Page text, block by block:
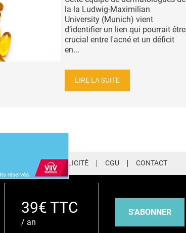
la la Ludwig-Maximilian
University (Munich) vient
d’identifier un lien qui pourrait être
crucial entre l'acné et un déficit
en...
LIRE LA SUITE
NOUS ? PUBLICITÉ CGU CONTACT
39€ TTC
/ an
S'ABONNER